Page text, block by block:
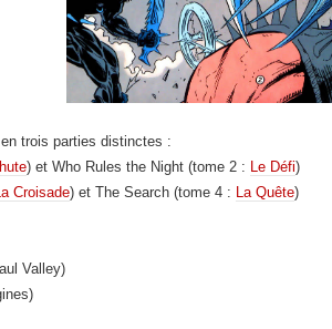
trois parties distinctes :
) et Who Rules the Night (tome 2 : Le Défi)
Croisade) et The Search (tome 4 : La Quête)
Valley)